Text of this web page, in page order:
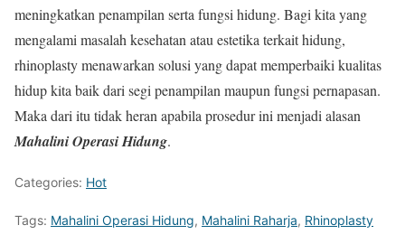
meningkatkan penampilan serta fungsi hidung. Bagi kita yang
mengalami masalah kesehatan atau estetika terkait hidung,
rhinoplasty menawarkan solusi yang dapat memperbaiki kualitas
hidup kita baik dari segi penampilan maupun fungsi pernapasan.
Maka dari itu tidak heran apabila prosedur ini menjadi alasan
Mahalini Operasi Hidung.
Categories: Hot
Tags: Mahalini Operasi Hidung, Mahalini Raharja, Rhinoplasty